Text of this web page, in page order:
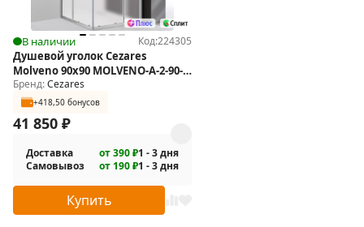
В наличии Код:224305
Душевой уголок Cezares
Molveno 90х90 MOLVENO-A-2-90-
P-Cr
Бренд:Cezares
+418,50 бонусов
41 850 ₽
Доставка от 390 ₽1 - 3 дня
Самовывоз
от 190 ₽1 - 3 дня
Купить